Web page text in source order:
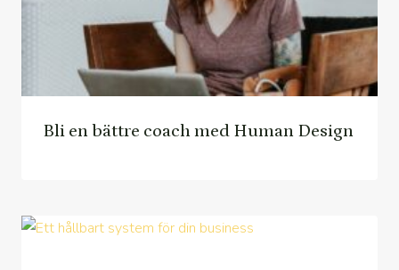
Bli en bättre coach med Human Design